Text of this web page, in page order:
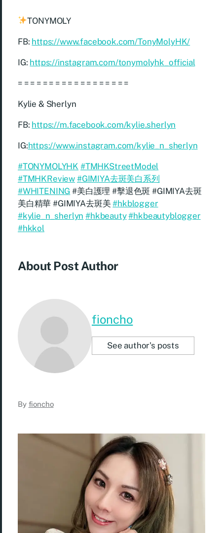
TONYMOLY
FB: https://www.facebook.com/TonyMolyHK/
IG: https://instagram.com/tonymolyhk_official
= = = = = = = = = = = = = = = = = =
Kylie & Sherlyn
FB: https://m.facebook.com/kylie.sherlyn
IG:https://www.instagram.com/kylie_n_sherlyn
#TONYMOLYHK #TMHKStreetModel
#TMHKReview #GIMIYA去斑美白系列
#WHITENING #美白護理 #擊退色斑 #GIMIYA去斑
美白精華 #GIMIYA去斑美#hkblogger
#kylie_n_sherlyn #hkbeauty#hkbeautyblogger
#hkkol
About Post Author
fioncho
See author's posts
By fioncho